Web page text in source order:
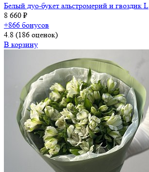
Белый дуо-букет альстромерий и гвоздик L
8 660 ₽
+866 бонусов
4.8 (186 оценок)
В корзину